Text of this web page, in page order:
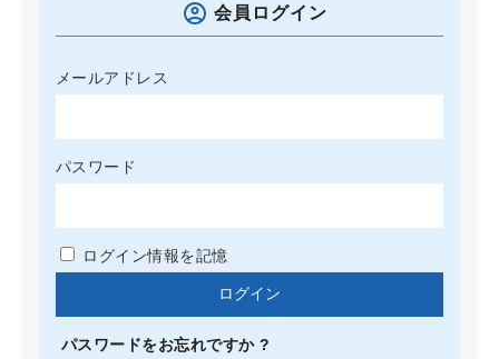
会員ログイン
メールアドレス
パスワード
ログイン情報を記憶
パスワードをお忘れですか ?